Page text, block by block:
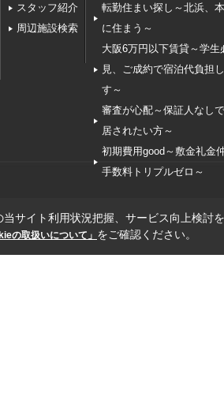
スタッフ紹介
周辺施設検索
転勤住まい探し～北浜、
に住まう～
大阪6万円以下賃貸～学生
見、ご成約で宿泊代負担
す～
審査が心配～保証人なし
居されたい方～
初期費用good～敷金礼金
手数料トリプルゼロ～
サイト利用状況把握、サービス向上検討
の取扱いについて」 をご確認ください。